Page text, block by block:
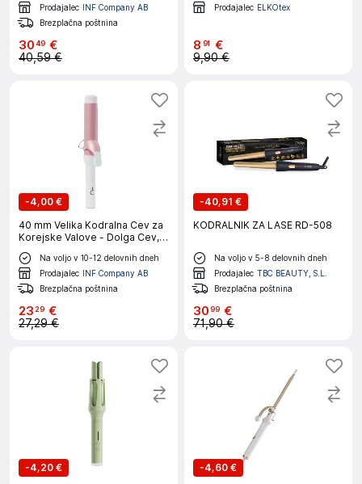
Prodajalec INF Company AB
Brezplačna poštnina
3049 €
40,59 €
Prodajalec ELKOtex
8 91 €
9,90 €
-4,00 €
40 mm Velika Kodralna Cev za
Korejske Valove - Dolga Cev,
Nastavljiva Toplota Pink
Na voljo v 10-12 delovnih dneh
Prodajalec INF Company AB
Brezplačna poštnina
23 29 €
27,29 €
-40,91 €
KODRALNIK ZA LASE RD-508
Na voljo v 5-8 delovnih dneh
Prodajalec TBC BEAUTY, S.L.
Brezplačna poštnina
3099 €
71,90 €
-4,20 €
-4,60 €